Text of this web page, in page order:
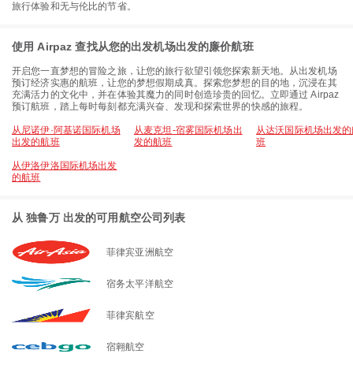
旅行体验和无与伦比的节省。
使用 Airpaz 查找从您的出发机场出发的廉价航班
开启您一直梦想的冒险之旅，让您的旅行欲望引领您探索新天地。从出发机场
预订经济实惠的航班，让您的梦想假期成真。探索您梦想的目的地，沉浸在其
充满活力的文化中，并在体验其魔力的同时创造珍贵的回忆。立即通过 Airpaz
预订航班，踏上每时每刻都充满兴奋、发现和探索世界的快感的旅程。
从尼诺伊·阿基诺国际机场
出发的航班
从麦克坦-宿雾国际机场出
发的航班
从达沃国际机场出发
班
从伊洛伊洛国际机场出发
的航班
从 独鲁万 出发的可用航空公司列表
菲律宾亚洲航空
宿务太平洋航空
菲律宾航空
宿翱航空